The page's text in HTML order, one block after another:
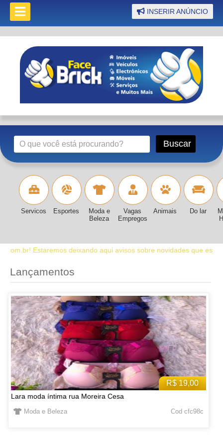
INSERIR ANÚNCIO
Servicos Esportes
Moda e
Beleza
Vagas
Empregos
Animais Do lar
aqui avisos sobre novidades que estaremos lançando no site.
Lançamentos
R$ 19,00
Lara moda íntima rua Moreira Cesa
Moda e Beleza Cod cfc98c